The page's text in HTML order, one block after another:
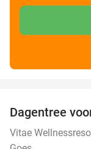
Dagentree
Vitae